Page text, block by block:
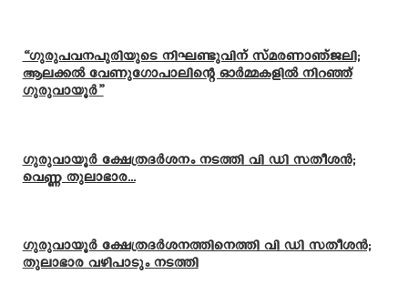
“ഗുരുപവനപുരിയുടെ നിഘണ്ടുവിന് സ്മരണാഞ്ജലി;
ആലക്കൽ വേണുഗോപാലിന്റെ ഓർമ്മകളിൽ നിറഞ്ഞ്
ഗുരുവായൂർ”
ഗുരുവായൂർ ക്ഷേത്രദർശനം നടത്തി വി ഡി സതീശൻ;
വെണ്ണ തുലാഭാര...
ഗുരുവായൂർ ക്ഷേത്രദർശനത്തിനെത്തി വി ഡി സതീശൻ;
തുലാഭാര വഴിപാടും നടത്തി